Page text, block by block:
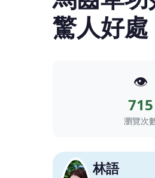
驚人好處
👁️
715
瀏覽次
林語